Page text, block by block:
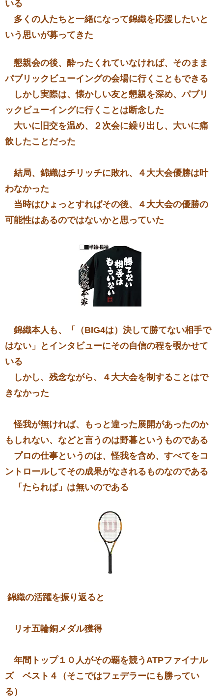
いる
多くの人たちと一緒になって錦織を応援したいと
いう思いが募ってきた
懇親会の後、酔ったくれていなければ、そのまま
パブリックビューイングの会場に行くこともできる
しかし実際は、懐かしい友と懇親を深め、パブリ
ックビューイングに行くことは断念した
大いに旧交を温め、２次会に繰り出し、大いに痛
飲したことだった
結局、錦織はチリッチに敗れ、４大大会優勝は叶
わなかった
当時はひょっとすればその後、４大大会の優勝の
可能性はあるのではないかと思っていた
錦織本人も、「（BIG4は）決して勝てない相手で
はない」とインタビューにその自信の程を覗かせて
いる
しかし、残念ながら、４大大会を制することはで
きなかった
怪我が無ければ、もっと違った展開があったのか
もしれない、などと言うのは野暮というものである
プロの仕事というのは、怪我を含め、すべてをコ
ントロールしてその成果がなされるものなのである
「たられば」は無いのである
錦織の活躍を振り返ると
リオ五輪銅メダル獲得
年間トップ１０人がその覇を競うATPファイナル
ズ ベスト４（そこではフェデラーにも勝ってい
る）